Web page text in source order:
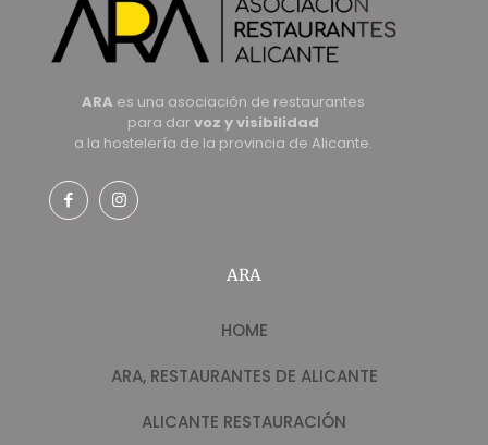
ARA es una asociación de restaurantes
para dar voz y visibilidad
a la hostelería de la provincia de Alicante.
ARA
HOME
ARA, RESTAURANTES DE ALICANTE
ALICANTE RESTAURACIÓN